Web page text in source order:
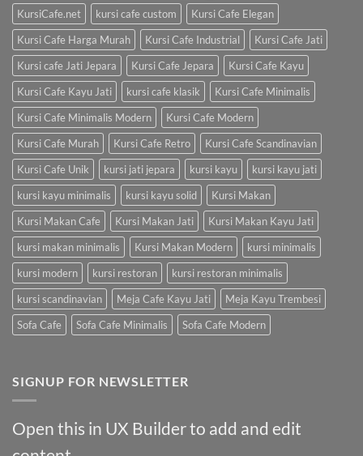
KursiCafe.net
kursi cafe custom
Kursi Cafe Elegan
Kursi Cafe Harga Murah
Kursi Cafe Industrial
Kursi Cafe Jati
Kursi cafe Jati Jepara
Kursi Cafe Jepara
Kursi Cafe Kayu
Kursi Cafe Kayu Jati
kursi cafe klasik
Kursi Cafe Minimalis
Kursi Cafe Minimalis Modern
Kursi Cafe Modern
Kursi Cafe Murah
Kursi Cafe Retro
Kursi Cafe Scandinavian
Kursi Cafe Unik
kursi jati jepara kursi kayu
kursi kayu jati
kursi kayu minimalis
kursi kayu solid
Kursi Makan
Kursi Makan Cafe
Kursi Makan Jati
Kursi Makan Kayu Jati
kursi makan minimalis
Kursi Makan Modern
kursi minimalis
kursi modern
kursi restoran
kursi restoran minimalis
kursi scandinavian
Meja Cafe Kayu Jati
Meja Kayu Trembesi
Sofa Cafe
Sofa Cafe Minimalis Sofa Cafe Modern
SIGNUP FOR NEWSLETTER
Open this in UX Builder to add and edit